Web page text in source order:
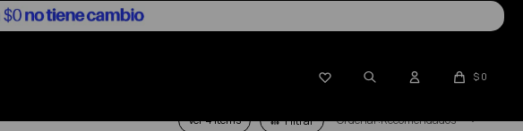
 $ 0
Ver Recomendados